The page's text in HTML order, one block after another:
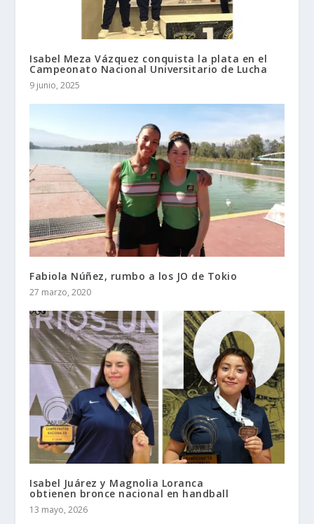
Isabel Meza Vázquez conquista la plata en el
Campeonato Nacional Universitario de Lucha
9 junio, 2025
Fabiola Núñez, rumbo a los JO de Tokio
27 marzo, 2020
Isabel Juárez y Magnolia Loranca
obtienen bronce nacional en handball
13 mayo, 2026